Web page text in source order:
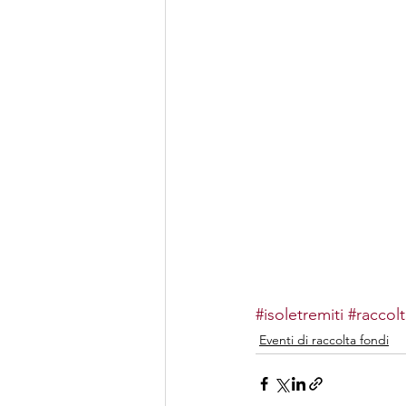
#isoletremiti
Eventi di raccolta fondi